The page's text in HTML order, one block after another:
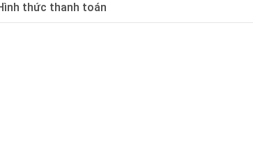
thức thanh toán